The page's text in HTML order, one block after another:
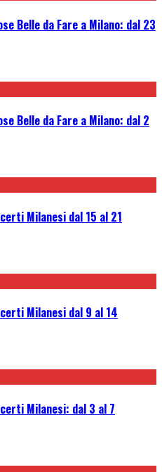
Belle da Fare a Milano: dal 23
Belle da Fare a Milano: dal 2
Milanesi dal 15 al 21
Milanesi dal 9 al 14
Milanesi: dal 3 al 7